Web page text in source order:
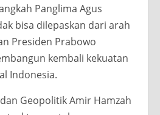
Panglima Agus
bisa dilepaskan dari arah
Presiden Prabowo
kembali kekuatan
Indonesia.
Geopolitik Amir Hamzah